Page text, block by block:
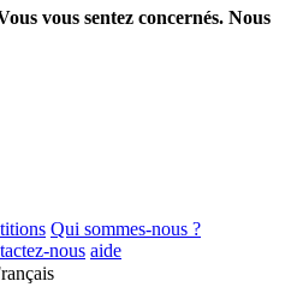
vous sentez concernés. Nous
Qui sommes-nous ?
nous aide